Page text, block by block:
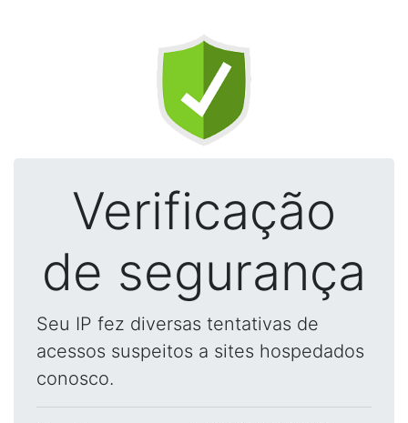
Verificação
de segurança
Seu IP fez diversas tentativas de
acessos suspeitos a sites hospedados
conosco.